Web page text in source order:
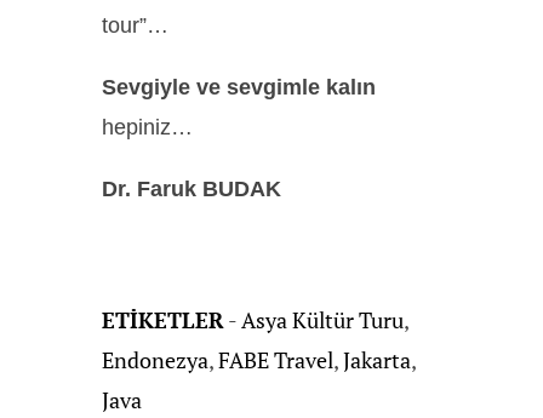
tour”…
Sevgiyle ve sevgimle kalın
hepiniz…
Dr. Faruk BUDAK
ETIKETLER-Asya Kültür Turu,
Endonezya,FABE Travel,Jakarta,
Java